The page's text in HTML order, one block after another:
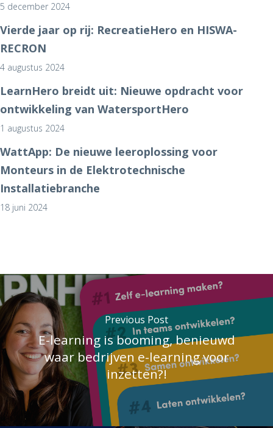
5 december 2024
Vierde jaar op rij: RecreatieHero en HISWA-
RECRON
4 augustus 2024
LearnHero breidt uit: Nieuwe opdracht voor
ontwikkeling van WatersportHero
1 augustus 2024
WattApp: De nieuwe leeroplossing voor
Monteurs in de Elektrotechnische
Installatiebranche
18 juni 2024
Previous Post
E-learning is booming, benieuwd
waar bedrijven e-learning voor
inzetten?!